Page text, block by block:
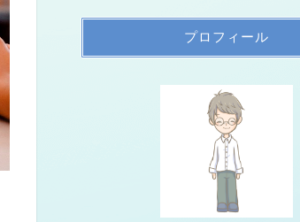
プロフィール